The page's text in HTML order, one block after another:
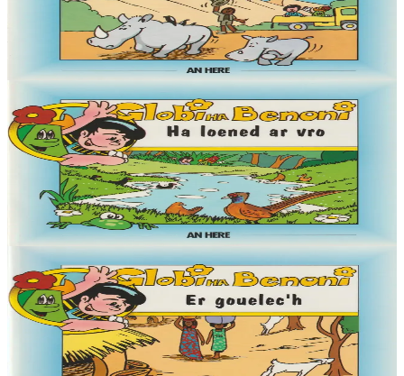
« Demat, Globi eo ma anv, ha deuet on war an Douar da welet ma
mignon Benoni. Pell-pell amzer zo e oa ken brav ar blanedenn
m'edon o vevañ hag an Douar....
Er stok4,50 €
6 vloaz hag ouzhpenn
An Here
Globi ha Benoni - Ha loened ar vro (10)
« Demat, Globi eo ma anv, ha deuet on war an Douar da welet ma
mignon Benoni. Pell-pell amzer zo e oa ken brav ar blanedenn
m'edon o vevañ hag an Douar....
Er stok4,50 €
6 vloaz hag ouzhpenn
An Here
Globi ha Benoni - Er gouelec'h (9)
« Demat, Globi eo ma anv, ha deuet on war an Douar da welet ma
mignon Benoni. Pell-pell amzer zo e oa ken brav ar blanedenn
m'edon o vevañ hag an Douar....